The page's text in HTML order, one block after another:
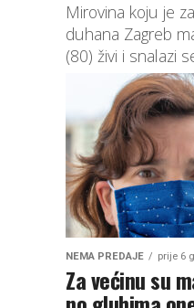
Mirovina koju je
duhana Zagreb
(80) živi i snalazi
NEMA PREDAJE prije 6
Za većinu su